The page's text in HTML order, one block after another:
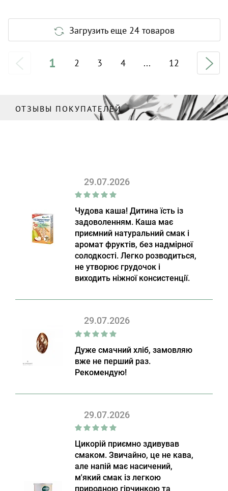
Загрузить еще 24 товаров
1 2 3 4 ... 12
ОТЗЫВЫ ПОКУПАТЕЛЕЙ
29.07.2026
Чудова каша! Дитина їсть із
задоволенням. Каша має
приємний натуральний смак і
аромат фруктів, без надмірної
солодкості. Легко розводиться,
не утворює грудочок і
виходить ніжної консистенції.
29.07.2026
Дуже смачний хліб, замовляю
вже не перший раз.
Рекомендую!
29.07.2026
Цикорій приємно здивував
смаком. Звичайно, це не кава,
але напій має насичений,
м'який смак із легкою
природною гірчинкою та